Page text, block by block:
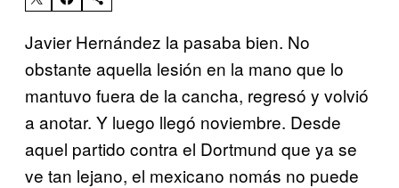
Javier Hernández la pasaba bien. No
obstante aquella lesión en la mano que lo
mantuvo fuera de la cancha, regresó y volvió
a anotar. Y luego llegó noviembre. Desde
aquel partido contra el Dortmund que ya se
ve tan lejano, el mexicano nomás no puede